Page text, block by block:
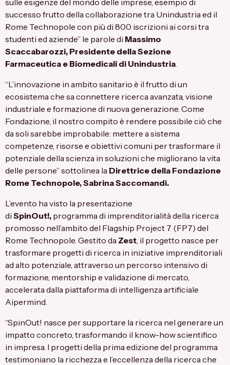
sulle esigenze del mondo delle imprese, esempio di
successo frutto della collaborazione tra Unindustria ed il
Rome Technopole con più di 800 iscrizioni ai corsi tra
studenti ed aziende” le parole di Massimo
Scaccabarozzi, Presidente della Sezione
Farmaceutica e Biomedicali di Unindustria.
“L’innovazione in ambito sanitario è il frutto di un
ecosistema che sa connettere ricerca avanzata, visione
industriale e formazione di nuova generazione. Come
Fondazione, il nostro compito è rendere possibile ciò che
da soli sarebbe improbabile: mettere a sistema
competenze, risorse e obiettivi comuni per trasformare il
potenziale della scienza in soluzioni che migliorano la vita
delle persone” sottolinea la Direttrice della Fondazione
Rome Technopole, Sabrina Saccomandi.
L’evento ha visto la presentazione
di SpinOut!, programma di imprenditorialità della ricerca
promosso nell’ambito del Flagship Project 7 (FP7) del
Rome Technopole. Gestito da Zest, il progetto nasce per
trasformare progetti di ricerca in iniziative imprenditoriali
ad alto potenziale, attraverso un percorso intensivo di
formazione, mentorship e validazione di mercato,
accelerata dalla piattaforma di intelligenza artificiale
Aipermind.
“SpinOut! nasce per supportare la ricerca nel generare un
impatto concreto, trasformando il know-how scientifico
in impresa. I progetti della prima edizione del programma
testimoniano la ricchezza e l’eccellenza della ricerca che